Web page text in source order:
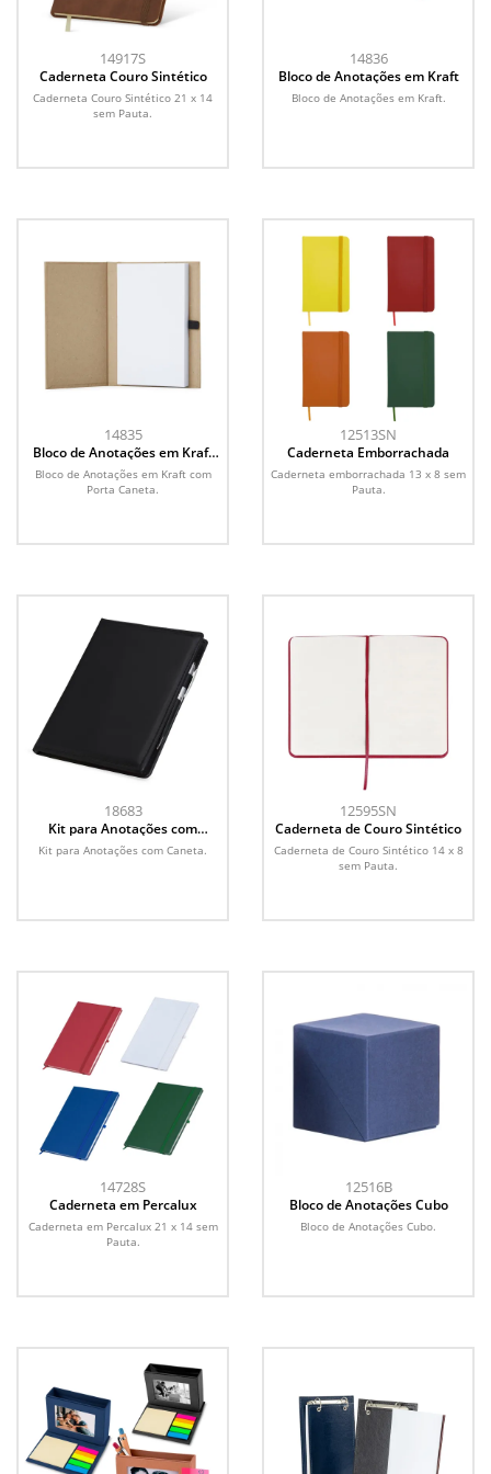
14917S
Caderneta Couro Sintético
Caderneta Couro Sintético 21 x 14
sem Pauta.
14836
Bloco de Anotações em Kraft
Bloco de Anotações em Kraft.
14835
Bloco de Anotações em Kraft
com Porta Caneta
Bloco de Anotações em Kraft com
Porta Caneta.
12513SN
Caderneta Emborrachada
Caderneta emborrachada 13 x 8 sem
Pauta.
18683
Kit para Anotações com
Caneta
Kit para Anotações com Caneta.
12595SN
Caderneta de Couro Sintético
Caderneta de Couro Sintético 14 x 8
sem Pauta.
14728S
Caderneta em Percalux
Caderneta em Percalux 21 x 14 sem
Pauta.
12516B
Bloco de Anotações Cubo
Bloco de Anotações Cubo.